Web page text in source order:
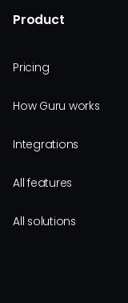
Product
Pricing
How Guru works
Integrations
All features
All solutions